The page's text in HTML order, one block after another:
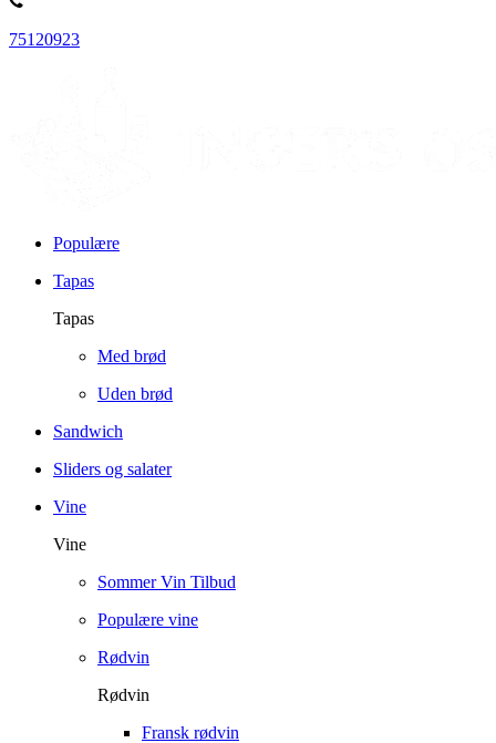
75120923
Populære
Tapas
Tapas
Med brød
Uden brød
Sandwich
Sliders og salater
Vine
Vine
Sommer Vin Tilbud
Populære vine
Rødvin
Rødvin
Fransk rødvin